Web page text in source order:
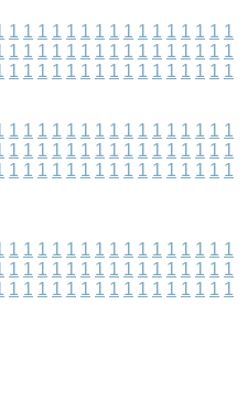
1 1 1 1 1 1 1 1 1 1 1 1 1 1 1 1
1 1 1 1 1 1 1 1 1 1 1 1 1 1 1 1
1 1 1 1 1 1 1 1 1 1 1 1 1 1 1 1
1 1 1 1 1 1 1 1 1 1 1 1 1 1 1 1
1 1 1 1 1 1 1 1 1 1 1 1 1 1 1 1
1 1 1 1 1 1 1 1 1 1 1 1 1 1 1 1
1 1 1 1 1 1 1 1 1 1 1 1 1 1 1 1
1 1 1 1 1 1 1 1 1 1 1 1 1 1 1 1
1 1 1 1 1 1 1 1 1 1 1 1 1 1 1 1